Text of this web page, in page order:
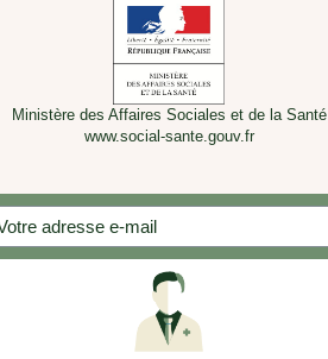
Ministère des Affaires Sociales et de la Santé
www.social-sante.gouv.fr